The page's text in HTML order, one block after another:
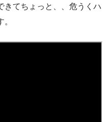
きてちょっと、、危うくハ